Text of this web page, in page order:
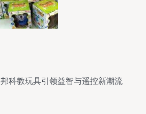
科教玩具引领益智与遥控新潮流